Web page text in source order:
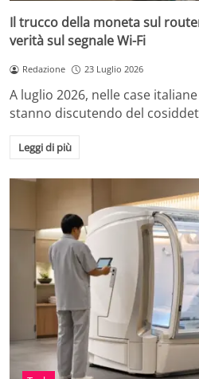
Il trucco della moneta sul
verità sul segnale Wi-Fi
Redazione 23 Luglio 2026
A luglio 2026, nelle case
stanno discutendo del
Leggi di più